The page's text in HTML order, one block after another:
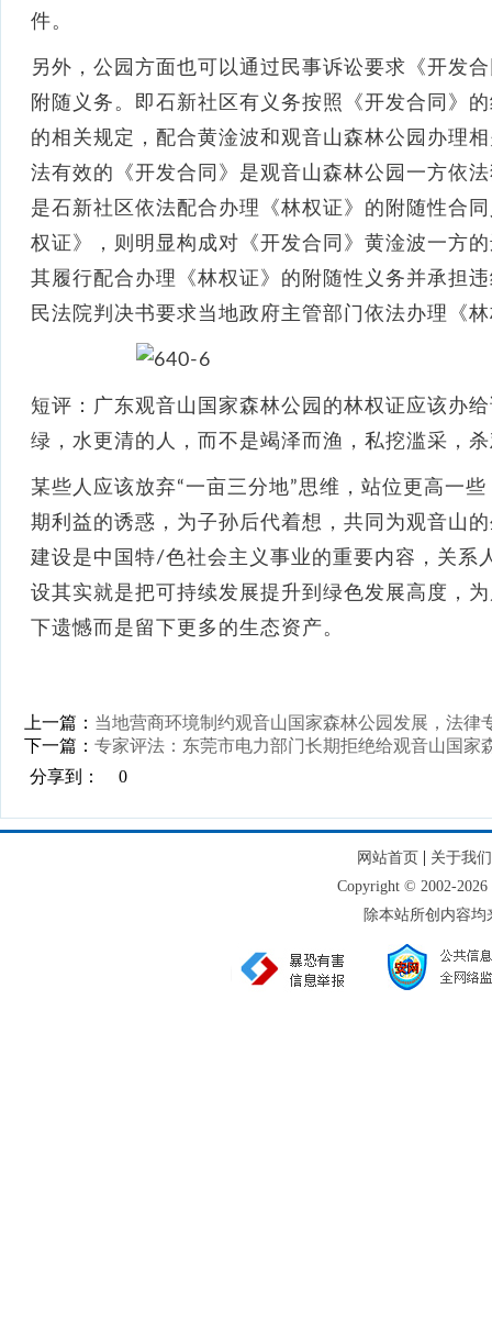
件。
另外，公园方面也可以通过民事诉讼要求《开发
附随义务。即石新社区有义务按照《开发合同》
的相关规定，配合黄淦波和观音山森林公园办理
法有效的《开发合同》是观音山森林公园一方依
是石新社区依法配合办理《林权证》的附随性合
权证》，则明显构成对《开发合同》黄淦波一方
其履行配合办理《林权证》的附随性义务并承担
民法院判决书要求当地政府主管部门依法办理《
短评：广东观音山国家森林公园的林权证应该办
绿，水更清的人，而不是竭泽而渔，私挖滥采，
某些人应该放弃“一亩三分地”思维，站位更高一
期利益的诱惑，为子孙后代着想，共同为观音山
建设是中国特/色社会主义事业的重要内容，关系
设其实就是把可持续发展提升到绿色发展高度，
下遗憾而是留下更多的生态资产。
上一篇： 当地营商环境制约观音山国家森林公园发展，法律
下一篇： 专家评法：东莞市电力部门长期拒绝给观音山国家
分享到：
0
网站首页| 关于我们
Copyright © 2002-
除本站所创内容